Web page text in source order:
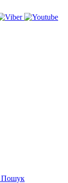
Пошук